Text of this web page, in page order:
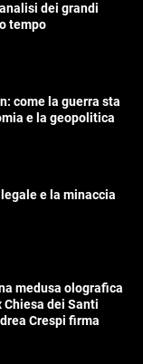
dei grandi
tempo
come la guerra sta
e la geopolitica
e la minaccia
medusa olografica
Chiesa dei Santi
Crespi firma